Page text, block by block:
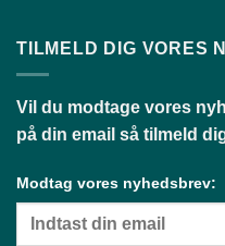
TILMELD DIG VORES
Vil du modtage vores
på din email så tilmeld
Modtag vores nyhedsbrev: